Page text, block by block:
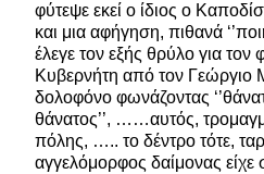
φύτεψε εκεί ο ίδιος ο
και μια αφήγηση, πιθανά
έλεγε τον εξής θρύλο για τον
Κυβερνήτη από τον Γεώργιο
δολοφόνο φωνάζοντας
θάνατος’’, ……αυτός,
πόλης, ….. το δέντρο τότε,
αγγελόμορφος δαίμονας είχε